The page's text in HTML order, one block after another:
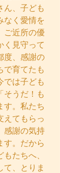
ん、子ども
なく愛情を
ご近所の優
く見守って
度、感謝の
で育てたも
では子ども
そうだ！も
す。私たち
えてもらっ
感謝の気持
す。だから
たちへ、
て、とりま